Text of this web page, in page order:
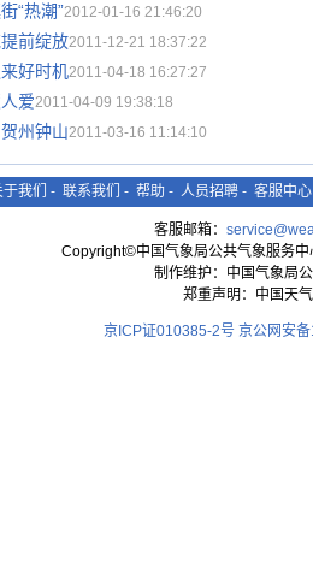
“热潮”2012-01-16 21:46:20
前绽放2011-12-21 18:37:22
好时机2011-04-18 16:27:27
爱2011-04-09 19:38:18
州钟山2011-03-16 11:14:10
我们 - 联系我们 - 帮助 - 人员招聘 - 客服中心
客服邮箱：
Copyright©中国气象局公共气象服务
制作维护：中国气象局
郑重声明：中国天
京ICP证010385-2号 京公网安